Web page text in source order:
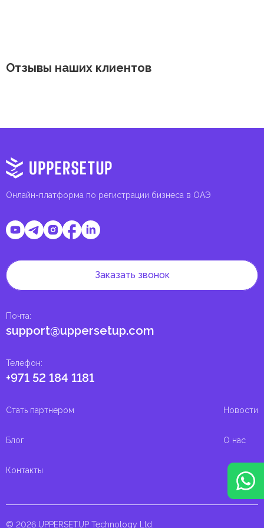
Отзывы наших клиентов
Онлайн-платформа по регистрации бизнеса в ОАЭ
Телефон:
+971 52 184 1181
Почта:
support@uppersetup.com
Заказать звонок
Стать партнером Новости
Блог О нас
Контакты
© 2026 UPPERSETUP Technology Ltd.